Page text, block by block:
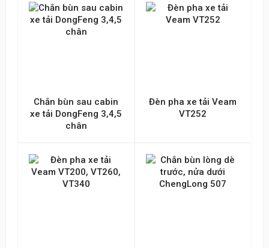
Chắn bùn sau cabin
xe tải DongFeng 3,4,5
chân
Đèn pha xe tải Veam
VT252